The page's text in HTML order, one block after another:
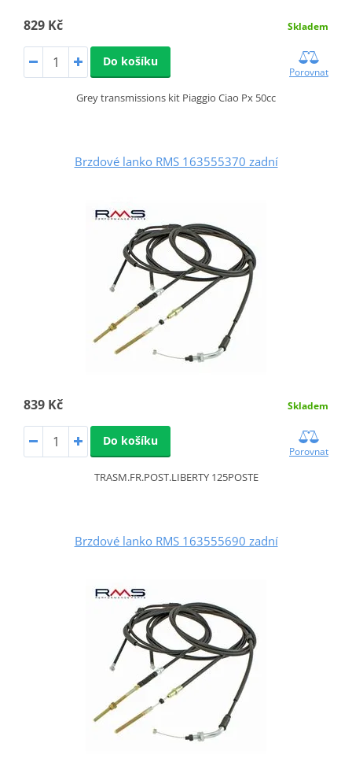
829 Kč Skladem
Do košíku
Porovnat
Grey transmissions kit Piaggio Ciao Px 50cc
Brzdové lanko RMS 163555370 zadní
839 Kč Skladem
Do košíku
Porovnat
TRASM.FR.POST.LIBERTY 125POSTE
Brzdové lanko RMS 163555690 zadní